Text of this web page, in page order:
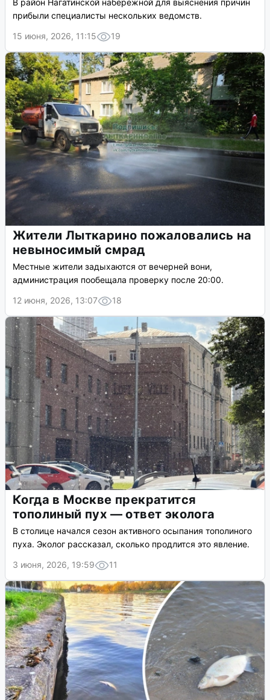
В район Нагатинской набережной для выяснения причин
прибыли специалисты нескольких ведомств.
15 июня, 2026, 11:15
19
Жители Лыткарино пожаловались на
невыносимый смрад
Местные жители задыхаются от вечерней вони,
администрация пообещала проверку после 20:00.
12 июня, 2026, 13:07
18
Когда в Москве прекратится
тополиный пух — ответ эколога
В столице начался сезон активного осыпания тополиного
пуха. Эколог рассказал, сколько продлится это явление.
3 июня, 2026, 19:59
11